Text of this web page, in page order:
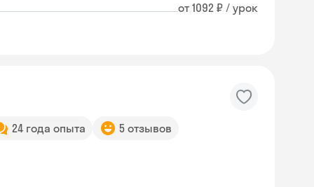
от 1092 ₽ / урок
24 года опыта 5 отзывов